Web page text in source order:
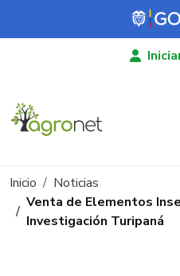
Pasar al contenido principal
Ruta de navegación
Inicio
Noticias
Venta de Elementos
Investigación Turipaná